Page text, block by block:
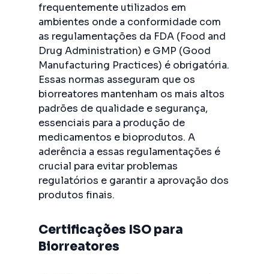
frequentemente utilizados em
ambientes onde a conformidade com
as regulamentações da FDA (Food and
Drug Administration) e GMP (Good
Manufacturing Practices) é obrigatória.
Essas normas asseguram que os
biorreatores mantenham os mais altos
padrões de qualidade e segurança,
essenciais para a produção de
medicamentos e bioprodutos. A
aderência a essas regulamentações é
crucial para evitar problemas
regulatórios e garantir a aprovação dos
produtos finais.
Certificações ISO para
Biorreatores